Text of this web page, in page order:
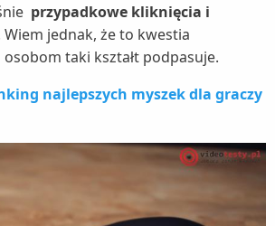
przypadkowe kliknięcia i
Wiem jednak, że to kwestia
taki kształt podpasuje.
najlepszych myszek dla graczy